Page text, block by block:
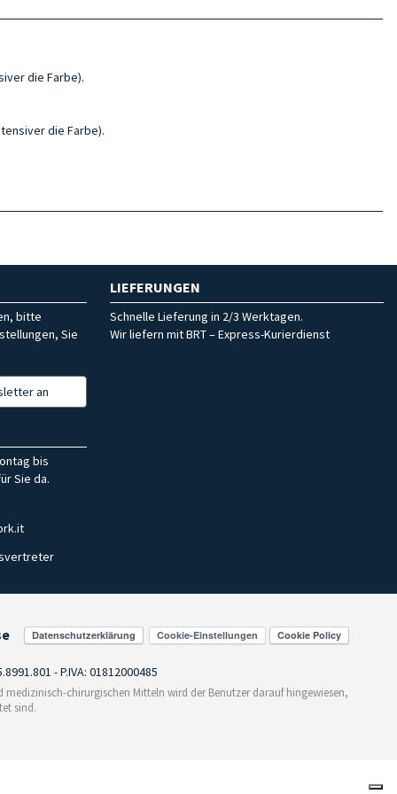
die Farbe).
die Farbe).
bitte
Sie
an
LIEFERUNGEN
Schnelle Lieferung in 2/3 Werktagen.
Wir liefern mit BRT – Express-Kurierdienst
bis
Sie da.
Cookie-Einstellungen
- P.IVA: 01812000485
chirurgischen Mitteln wird der Benutzer darauf hingewiesen,
sind.